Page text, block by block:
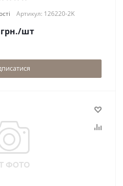
Артикул: 126220-2K
/шт